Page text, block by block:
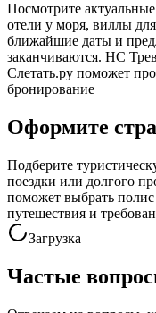
Посмотрите
отели у моря, виллы
ближайшие даты и
заканчиваются. НС
Слетать.ру поможет
бронирование
Оформите
Подберите
поездки или долгого
поможет выбрать
путешествия и
Загрузка
Частые